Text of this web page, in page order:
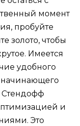
момент
пробуйте
золото, чтобы
Имеется
удобного
начинающего
Стендофф
и
Это